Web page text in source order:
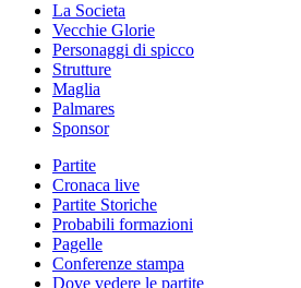
La Societa
Vecchie Glorie
Personaggi di spicco
Strutture
Maglia
Palmares
Sponsor
Partite
Cronaca live
Partite Storiche
Probabili formazioni
Pagelle
Conferenze stampa
Dove vedere le partite